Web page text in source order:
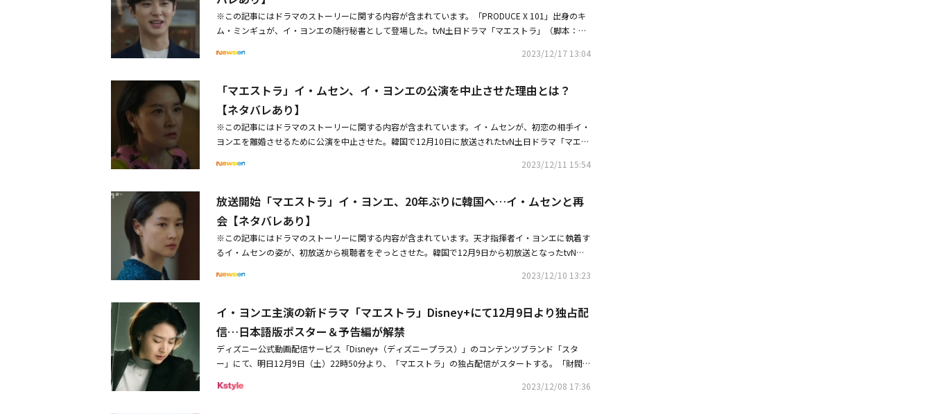
こでも行きましょう」と話した。チャ・セウムは「そうね、どこか行って。でも今はダメ。私たちや
るべきことがあるでしょう。整理して行きなさい」と同意した。キム・ピルはイ・アジンを連れて行
って話そうとし、イ・アジンは「私がどうして？ あの女が出ていくべきでしょう。あの女に出ても
らって。あの女にうちから出ていけと言って」と大声を出した。キム・ピルが「僕に先に言うべきだ
ん。だけど、今僕もすごく辛い」と謝り、イ・アジンは一人で車で涙を流した。続いてキム・ピルが
チャ・セウムに「今日は僕一人でやる」と言うと、チャ・セウムは「早く終わらせよう。なんでも。
団員たちが待ってる」と断った。曲が完成すると、チャ・セウムはキム・ピルに離婚届を渡しながら
「全部書いておいた。受付はあなたがやって」と話した。しかし、キム・ピルは葛藤し続け、イ・ア
たのか？ もうやめよう。子供は君が産むというなら、責任は取る。養育費でもなんでも」とチャ・
※この記事にはドラマのストーリーに関する内容が含まれています。「PRODUCE X 101」出身のキ
ム・ミンギュが、イ・ヨンエの随行秘書として登場した。tvN土日ドラマ「マエストラ」（脚本：チ
イン、Group 8）は、世界に5％しかいない女性指揮者のマエストラ、天才または伝説と呼ばれるチ
ていくミステリードラマだ。最近放送された第3話では、キム・テホ（キム・ミンギュ）がチャ・セ
ウムの随行秘書として本格的に登場し、目を引いた。この日、彼はハンガンアートセンターに初めて
出勤することになり、出勤の時に鉢合わせたチャ・セウムの元に駆けつけ、自己紹介した。続いて
「一緒に働くことになって本当に光栄です。実はアメリカにいた時から、指揮者さんの公演があれ
ば、いつも全部見に行きました」と、明るい成功したファンの姿を見せた。「マエストラ」に初登場
したキム・ミンギュは、完成型ビジュアルに明るい魅力を持つ随行秘書の姿をしっかりと表現し、視
心を集めている。
2023/12/17 13:04
「マエストラ」イ・ムセン、イ・ヨンエの公演を中止させた理由とは？
【ネタバレあり】
※この記事にはドラマのストーリーに関する内容が含まれています。イ・ムセンが、初恋の相手イ・
ヨンエを離婚させるために公演を中止させた。韓国で12月10日に放送されたtvN土日ドラマ「マエス
づいた。ユ・ジョンジェは、チャ・セウムが20年ぶりに帰国すると合奏室に訪れ、彼女が自分を見
に近づき、「久しぶり」と挨拶したが、彼女はそんな彼に知らないふりをした。ユ・ジョンジェは引
き続き、合奏を見守り、翌日も出勤してチャ・セウムに「このオーケストラは僕が買ったよ。僕が理
事長だ。驚いたか？」と挑発した。すると、チャ・セウムは「面白い？」とタメ口で言い、知らない
ふりをやめた。ユ・ジョンジェは「やっぱりお金を使った甲斐がある。やっとわかってくれたね。僕
は君との3年間が一番楽しかった。どんな時間よりも。今もその時間にとどまっているようだ。だか
ら君がいつも気になっていた」と告白した。続いてユ・ジョンジェは「僕とまた遊ぼう。楽しく。僕
ウムが別れを告げると「僕が君を救ったから、君の命は僕のもの」と主張した。しかし、チャ・セウ
ムは自分を苦しめた音楽が再び恋しくなり、ユ・ジョンジェのそばを離れた。その後、ユ・ジョンジ
ェはチャ・セウムが公演の練習に取り組んでいる姿を見て、公演を中止させた。ユ・ジョンジェはチ
ャ・セウムに「僕は君に離婚してほしいし、そのためには脅迫が必要だろう。君が大事に思っている
た。
2023/12/11 15:54
放送開始「マエストラ」イ・ヨンエ、20年ぶりに韓国へ…イ・ムセンと再
会【ネタバレあり】
※この記事にはドラマのストーリーに関する内容が含まれています。天才指揮者イ・ヨンエに執着す
るイ・ムセンの姿が、初放送から視聴者をぞっとさせた。韓国で12月9日から初放送となったtvN土
ン）では、天才指揮者のチャ・セウム（イ・ヨンエ）が帰国し、ユ・ジョンジェ（イ・ムセン）と再
オーケストラの指揮を務めることになった。チャ・セウムが指揮を担当することになり、話題性が爆
発し、オーケストラの代表チョン・サンド（パク・ホサン）は、突然チャ・セウムを迎え入れたこと
に怒る団員たちに、楽団が存続の危機を迎えていると知らせた。チャ・セウムは危機を迎えた楽団を
助ける救世主のような存在で、赴任してすぐに指に問題があった従来の楽長パク・ジェマン（イ・ジ
ョンヨル）の代わりに、ブラインドテストを通過した最年少のイ・ルナ（ファン・ボルムビョル）を
楽長にし、団員たちと葛藤が生まれた。パク・ジェマンはチャ・セウムの師匠で、子供が結婚するま
2023/12/10 13:23
イ・ヨンエ主演の新ドラマ「マエストラ」Disney+にて12月9日より独占配
信…日本語版ポスター＆予告編が解禁
ディズニー公式動画配信サービス「Disney+（ディズニープラス）」のコンテンツブランド「スタ
ー」にて、明日12月9日（土）22時50分より、「マエストラ」の独占配信がスタートする。「財閥家
オドラゴンが企画、人気女優イ・ヨンエの約1年ぶりのドラマ復帰作として話題の本作は、天才的な
2023/12/08 17:36